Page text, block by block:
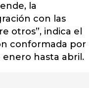
la
con las
otros”, indica el
conformada por
enero hasta abril.